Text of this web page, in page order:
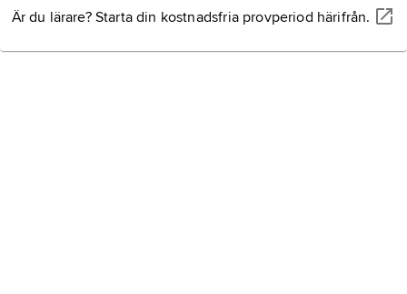
Är du lärare? Starta din kostnadsfria provperiod härifrån.